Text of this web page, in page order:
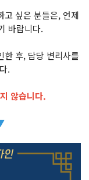
고 싶은 분들은, 언제
바랍니다.
한 후, 담당 변리사를
.
않습니다.